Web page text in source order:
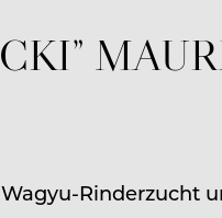
Rinderzucht